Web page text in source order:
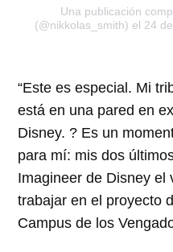
Una publicación
(@nikkolas_smith) el 24
“Este es especial. Mi
está en una pared en
Disney. ? Es un
para mí: mis dos
Imagineer de Disney el
trabajar en el proyecto
Campus de los